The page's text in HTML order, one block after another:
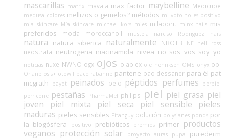
mascarillas matrix mavala max factor maybelline Medicube
medusa colores mellizos o gemelos? métodos mi voto no es positivo
mia skincare Mía skincare michael kors mies milaborit minx nails mis
preferidos
moda moroccanoil mustela narciso Rodriguez nars
natura natura siberica naturalmente NBOTB NE nell ross
neostrata neutrogena niacinamida nivea no sos vos soy yo
noticias nuxe NWNO ogx ojos olaplex ole henriksen OMS onyx opi
Orlane osis+ otowil paco rabanne pantene pao dessaner para él pat
mcgrath
payot peinados pelo péptidos perfumes
perpiel
perricone pestañas PharmaMel philips piel piel grasa piel
joven
piel mixta piel seca piel sensible
pieles
maduras pieles sensibles Pitanguy polución polysianes ponds por
la blogósfera
positivo prebióticos premios primer productos
veganos protección solar proyecto auras pupa
purederm